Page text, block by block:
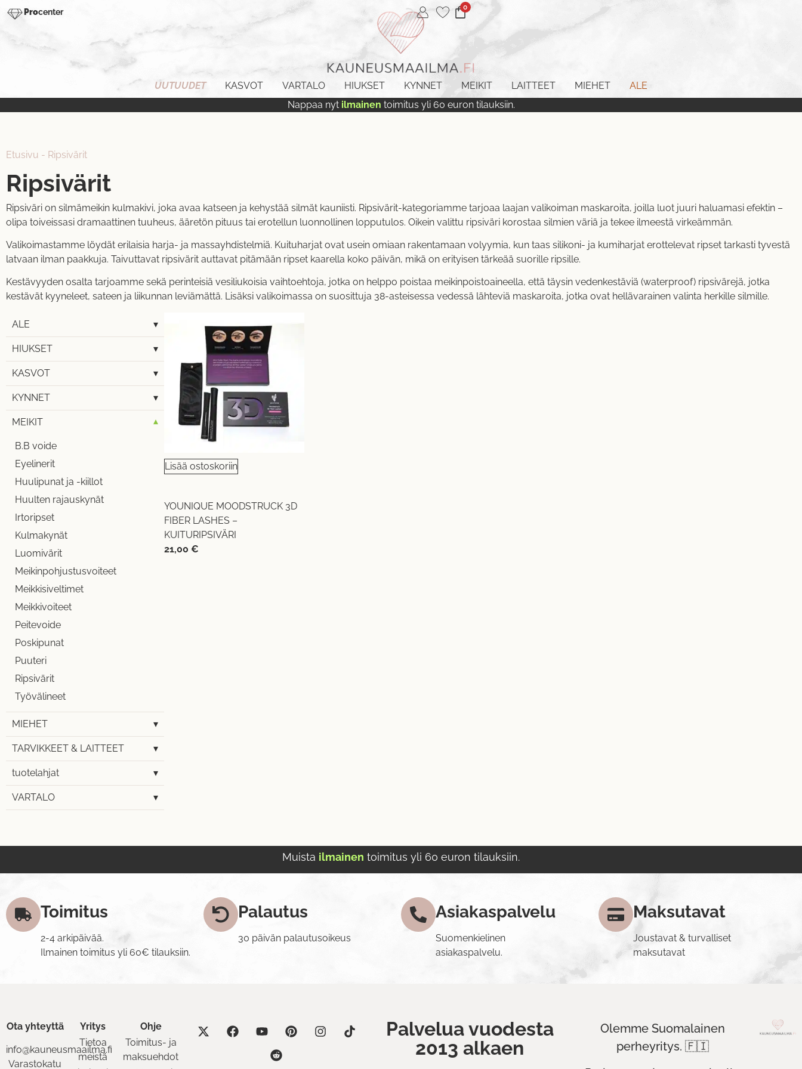
Procenter 0
UUTUUDET KASVOT VARTALO HIUKSET KYNNET MEIKIT LAITTEET MIEHET
ALE
Nappaa nyt ilmainen toimitus yli 60 euron tilauksiin.
Etusivu - Ripsivärit
Ripsivärit
Ripsiväri on silmämeikin kulmakivi, joka avaa katseen ja kehystää silmät kauniisti. Ripsivärit-kategoriamme tarjoaa laajan valikoiman maskaroita, joilla luot juuri haluamasi efektin –
olipa toiveissasi dramaattinen tuuheus, ääretön pituus tai erotellun luonnollinen lopputulos. Oikein valittu ripsiväri korostaa silmien väriä ja tekee ilmeestä virkeämmän.
Valikoimastamme löydät erilaisia harja- ja massayhdistelmiä. Kuituharjat ovat usein omiaan rakentamaan volyymia, kun taas silikoni- ja kumiharjat erottelevat ripset tarkasti tyvestä
latvaan ilman paakkuja. Taivuttavat ripsivärit auttavat pitämään ripset kaarella koko päivän, mikä on erityisen tärkeää suorille ripsille.
Kestävyyden osalta tarjoamme sekä perinteisiä vesiliukoisia vaihtoehtoja, jotka on helppo poistaa meikinpoistoaineella, että täysin vedenkestäviä (waterproof) ripsivärejä, jotka
kestävät kyyneleet, sateen ja liikunnan leviämättä. Lisäksi valikoimassa on suosittuja 38-asteisessa vedessä lähteviä maskaroita, jotka ovat hellävarainen valinta herkille silmille.
ALE ▾
HIUKSET ▾
KASVOT ▾
KYNNET ▾
MEIKIT ▾
B.B voide
Eyelinerit
Huulipunat ja -kiillot
Huulten rajauskynät
Irtoripset
Kulmakynät
Luomivärit
Meikinpohjustusvoiteet
Meikkisiveltimet
Meikkivoiteet
Peitevoide
Poskipunat
Puuteri
Ripsivärit
Työvälineet
MIEHET ▾
TARVIKKEET & LAITTEET ▾
tuotelahjat ▾
VARTALO ▾
Lisää ostoskoriin
YOUNIQUE MOODSTRUCK 3D
FIBER LASHES –
KUITURIPSIVÄRI
21,00 €
Muista ilmainen toimitus yli 60 euron tilauksiin.
Toimitus
2-4 arkipäivää.
Ilmainen toimitus yli 60€ tilauksiin.
Palautus
30 päivän palautusoikeus
Asiakaspalvelu
Suomenkielinen
asiakaspalvelu.
Maksutavat
Joustavat & turvalliset
maksutavat
Ota yhteyttä
info@kauneusmaailma.fi
Varastokatu
Yritys
Tietoa
meistä
Ohje
Toimitus- ja
maksuehdot
Palvelua vuodesta
2013 alkaen
Olemme Suomalainen
perheyritys. 🇫🇮